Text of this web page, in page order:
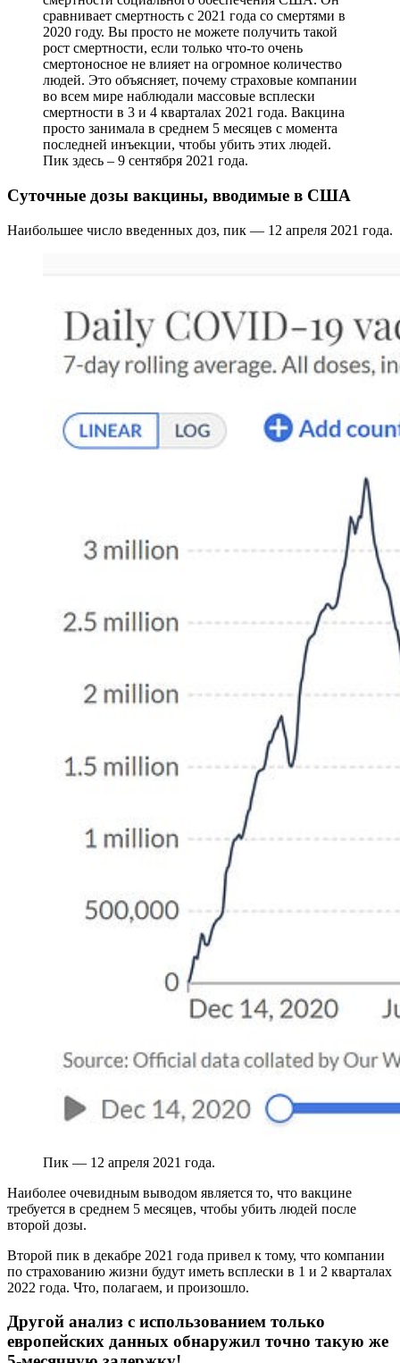
сравнивает смертность с 2021 года со смертями в
2020 году. Вы просто не можете получить такой
рост смертности, если только что-то очень
смертоносное не влияет на огромное количество
людей. Это объясняет, почему страховые компании
во всем мире наблюдали массовые всплески
смертности в 3 и 4 кварталах 2021 года. Вакцина
просто занимала в среднем 5 месяцев с момента
последней инъекции, чтобы убить этих людей.
Пик здесь – 9 сентября 2021 года.
Суточные дозы вакцины, вводимые в США
Наибольшее число введенных доз, пик — 12 апреля 2021 года.
Пик — 12 апреля 2021 года.
Наиболее очевидным выводом является то, что вакцине
требуется в среднем 5 месяцев, чтобы убить людей после
второй дозы.
Второй пик в декабре 2021 года привел к тому, что компании
по страхованию жизни будут иметь всплески в 1 и 2 кварталах
2022 года. Что, полагаем, и произошло.
Другой анализ с использованием только
европейских данных обнаружил точно такую же